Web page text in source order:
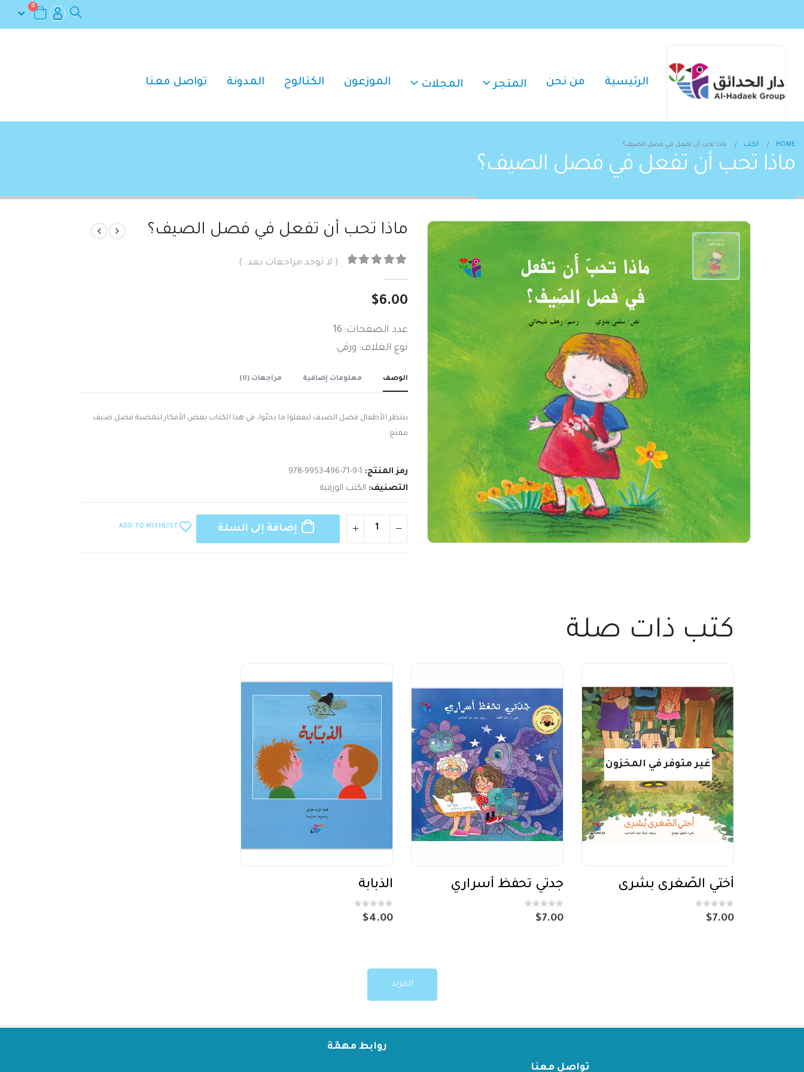
0
الرئيسية من نحن المتجر المجلات الموزعون الكتالوج المدونة تواصل معنا
HOME الكتب ماذا تحب أن تفعل في فصل الصيف؟
ماذا تحب أن تفعل في فصل الصيف؟
ماذا تحب أن تفعل في فصل الصيف؟
( لا توجد مراجعات بعد. )
$6.00
عدد الصفحات: 16
نوع الغلاف: ورقي
الوصف معلومات إضافية مراجعات (0)
ينتظر الأطفال فصل الصيف ليفعلوا ما‮ ‬يحبّوا‮‬،‮ ‬في‮ ‬هذا الكتاب بعض الأفكار لتمضية فصل صيف
ممتع‮.‬
رمز المنتج: 978-9953-496-71-9-1
التصنيف: الكتب الورقية
إضافة إلى السلة ADD TO WISHLIST
كتب ذات صلة
غير متوفر في المخزون
أختي الصّغرى بشرى
0
out of 5
$7.00
جدتي تحفظ أسراري
0
out of 5
$7.00
الذبابة
0
out of 5
$4.00
المزيد
تواصل معنا
روابط مهمّة